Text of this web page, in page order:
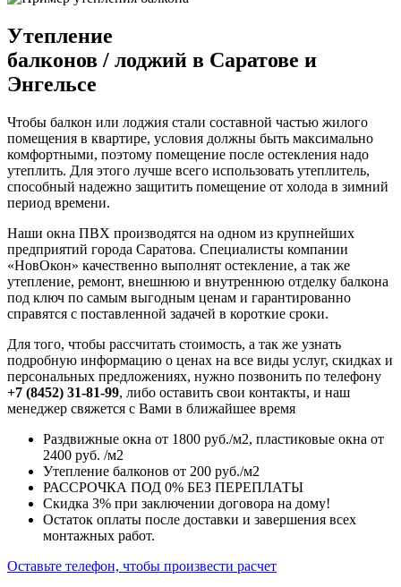
Утепление
балконов / лоджий в Саратове и
Энгельсе
Чтобы балкон или лоджия стали составной частью жилого
помещения в квартире, условия должны быть максимально
комфортными, поэтому помещение после остекления надо
утеплить. Для этого лучше всего использовать утеплитель,
способный надежно защитить помещение от холода в зимний
период времени.
Наши окна ПВХ производятся на одном из крупнейших
предприятий города Саратова. Специалисты компании
«НовОкон» качественно выполнят остекление, а так же
утепление, ремонт, внешнюю и внутреннюю отделку балкона
под ключ по самым выгодным ценам и гарантированно
справятся с поставленной задачей в короткие сроки.
Для того, чтобы рассчитать стоимость, а так же узнать
подробную информацию о ценах на все виды услуг, скидках и
персональных предложениях, нужно позвонить по телефону
+7 (8452) 31-81-99, либо оставить свои контакты, и наш
менеджер свяжется с Вами в ближайшее время
Раздвижные окна от 1800 руб./м2, пластиковые окна от
2400 руб. /м2
Утепление балконов от 200 руб./м2
РАССРОЧКА ПОД 0% БЕЗ ПЕРЕПЛАТЫ
Скидка 3% при заключении договора на дому!
Остаток оплаты после доставки и завершения всех
монтажных работ.
Оставьте телефон, чтобы произвести расчет